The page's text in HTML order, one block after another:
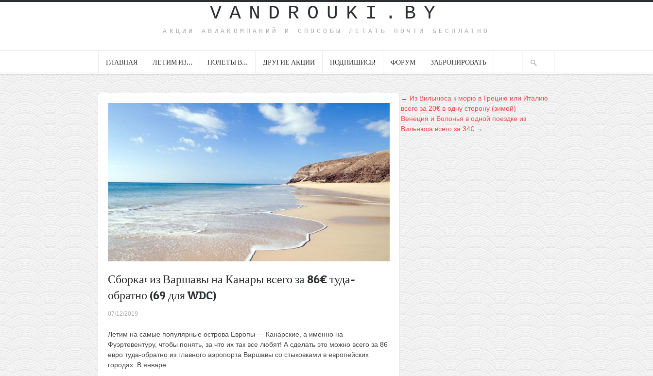
VANDROUKI.BY
АКЦИИ АВИАКОМПАНИЙ И СПОСОБЫ ЛЕТАТЬ ПОЧТИ БЕСПЛАТНО
ГЛАВНАЯ ЛЕТИМ ИЗ… ПОЛЕТЫ В… ДРУГИЕ АКЦИИ ПОДПИШИСЬ! ФОРУМ ЗАБРОНИРОВАТЬ
Сборка: из Варшавы на Канары всего за 86€ туда-
обратно (69 для WDC)
07/12/2019
Летим на самые популярные острова Европы — Канарские, а именно на
Фуэртевентуру, чтобы понять, за что их так все любят! А сделать это можно всего за 86
евро туда-обратно из главного аэропорта Варшавы со стыковками в европейских
городах. В январе.
←Из Вильнюса к морю в Грецию или Италию
всего за 20€ в одну сторону (зимой)
Венеция и Болонья в одной поездке из
Вильнюса всего за 34€ →